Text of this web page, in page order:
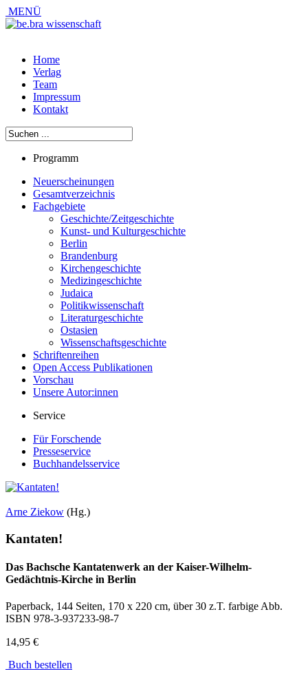
MENÜ
Home
Verlag
Team
Impressum
Kontakt
Programm
Neuerscheinungen
Gesamtverzeichnis
Fachgebiete
Geschichte/Zeitgeschichte
Kunst- und Kulturgeschichte
Berlin
Brandenburg
Kirchengeschichte
Medizingeschichte
Judaica
Politikwissenschaft
Literaturgeschichte
Ostasien
Wissenschaftsgeschichte
Schriftenreihen
Open Access Publikationen
Vorschau
Unsere Autor:innen
Service
Für Forschende
Presseservice
Buchhandelsservice
Arne Ziekow (Hg.)
Kantaten!
Das Bachsche Kantatenwerk an der Kaiser-Wilhelm-
Gedächtnis-Kirche in Berlin
Paperback, 144 Seiten, 170 x 220 cm, über 30 z.T. farbige Abb.
ISBN 978-3-937233-98-7
14,95 €
Buch bestellen